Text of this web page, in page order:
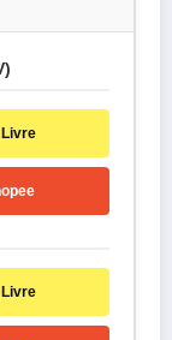
Livre
Livre